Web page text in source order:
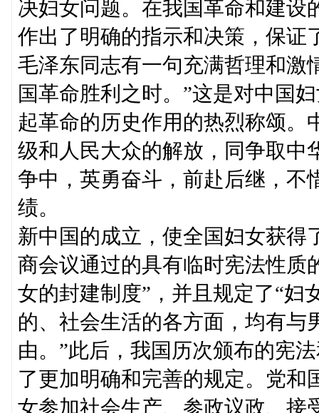
决妇女问题。在我国革命和建设
作出了明确的指示和决策，保证
毛泽东同志有一句充满哲理和激
国革命胜利之时。”这是对中国
起革命的历史作用的热烈称颂。
级和人民大众的解放，同争取中
争中，英勇奋斗，前赴后继，不
绩。
新中国的成立，使全国妇女获得
商会议通过的具有临时宪法性质
女的封建制度”，并且规定了“妇
的、社会生活的各方面，均有与
由。”此后，我国历次颁布的宪
了更加明确和完善的规定。党和
女参加社会生产、参政议政、接